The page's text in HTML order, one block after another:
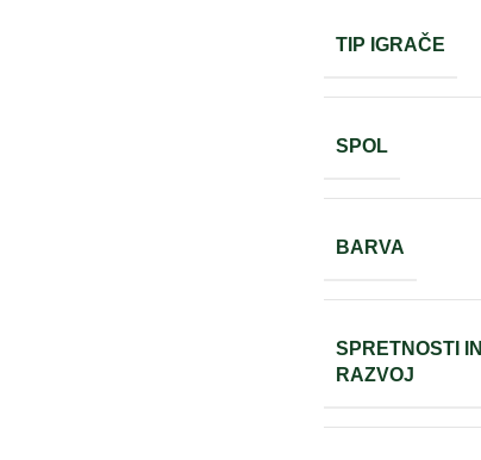
TIP IGRAČE
SPOL
BARVA
SPRETNOSTI IN
RAZVOJ